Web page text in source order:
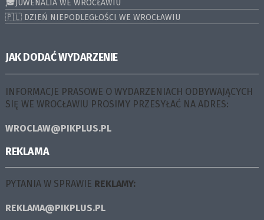
🎓JUWENALIA WE WROCŁAWIU
🇵🇱 DZIEŃ NIEPODLEGŁOŚCI WE WROCŁAWIU
JAK DODAĆ WYDARZENIE
INFORMACJE PRASOWE O WYDARZENIACH ODBYWAJĄCYCH
SIĘ WE WROCŁAWIU PROSIMY PRZESYŁAĆ NA ADRES:
WROCLAW@PIKPLUS.PL
REKLAMA
PYTANIA W SPRAWIE REKLAMY:
REKLAMA@PIKPLUS.PL